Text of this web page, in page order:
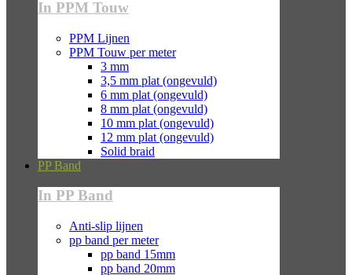
In PPM Touw
PPM Lijnen
PPM Touw per meter
3 mm
3,5 mm plat (ongevuld)
6 mm plat (ongevuld)
8 mm plat (ongevuld)
10 mm plat (ongevuld)
12 mm plat (ongevuld)
Solid braid
PP Band
In PP Band
Anti-slip lijnen
pp band per meter
pp band 15mm
pp band 20mm